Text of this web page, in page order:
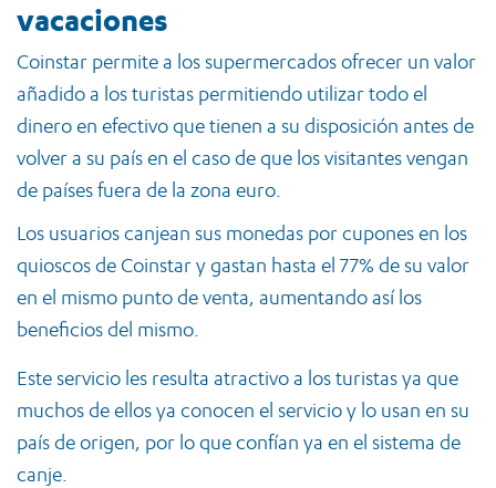
vacaciones
Coinstar permite a los supermercados ofrecer un valor
añadido a los turistas permitiendo utilizar todo el
dinero en efectivo que tienen a su disposición antes de
volver a su país en el caso de que los visitantes vengan
de países fuera de la zona euro.
Los usuarios canjean sus monedas por cupones en los
quioscos de Coinstar y gastan hasta el 77% de su valor
en el mismo punto de venta, aumentando así los
beneficios del mismo.
Este servicio les resulta atractivo a los turistas ya que
muchos de ellos ya conocen el servicio y lo usan en su
país de origen, por lo que confían ya en el sistema de
canje.